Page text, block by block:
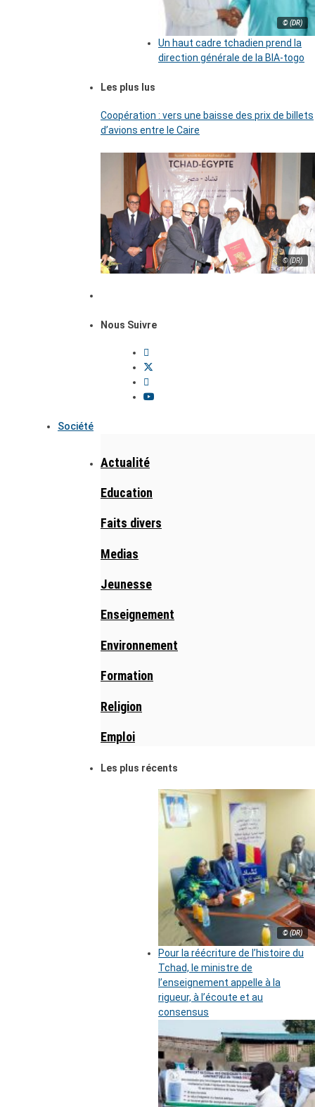
© (DR)
Un haut cadre tchadien prend la
direction générale de la BIA-togo
Les plus lus
Coopération : vers une baisse des prix de billets
d’avions entre le Caire
© (DR)
Nous Suivre
Société
Actualité
Education
Faits divers
Medias
Jeunesse
Enseignement
Environnement
Formation
Religion
Emploi
Les plus récents
© (DR)
Pour la réécriture de l’histoire du
Tchad, le ministre de
l’enseignement appelle à la
rigueur, à l’écoute et au
consensus